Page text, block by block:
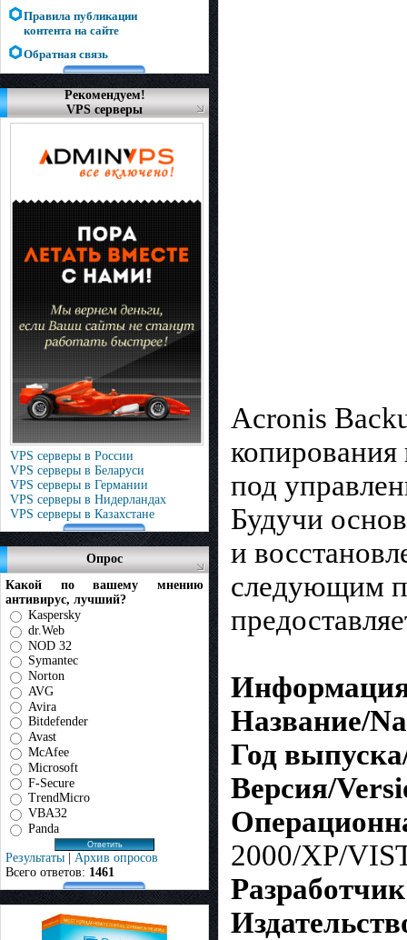
Правила публикации
контента на сайте
Обратная связь
Рекомендуем!
VPS серверы
VPS серверы в России
VPS серверы в Беларуси
VPS серверы в Германии
VPS серверы в Нидерландах
VPS серверы в Казахстане
Опрос
Какой по вашему мнению
антивирус, лучший?
Kaspersky
dr.Web
NOD 32
Symantec
Norton
AVG
Avira
Bitdefender
Avast
McAfee
Microsoft
F-Secure
TrendMicro
VBA32
Panda
Результаты | Архив опросов
Всего ответов: 1461
Acronis
копирования
под
Будучи
и
следующим
Название/
Год
Версия/
2000/XP/